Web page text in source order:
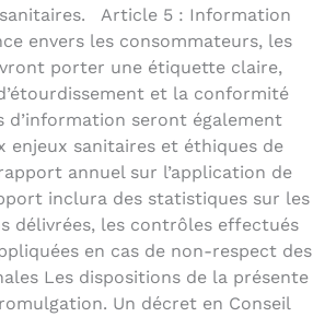
Article 5 : Information
envers les consommateurs, les
porter une étiquette claire,
et la conformité
d’information seront également
enjeux sanitaires et éthiques de
annuel sur l’application de
inclura des statistiques sur les
délivrées, les contrôles effectués
en cas de non-respect des
Les dispositions de la présente
Un décret en Conseil